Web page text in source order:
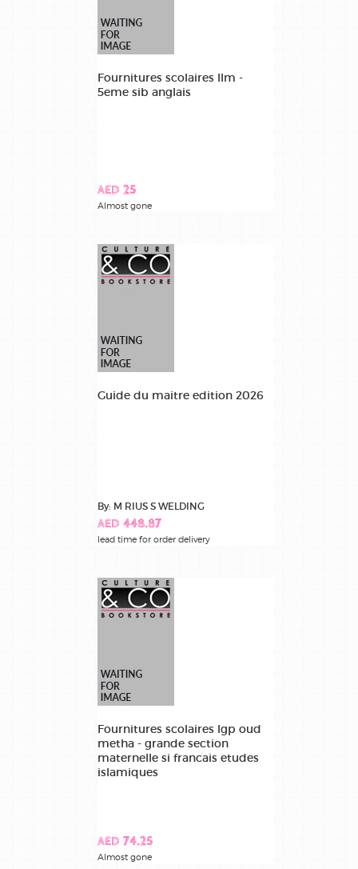
Fournitures scolaires llm -
5eme sib anglais
AED 25
Almost gone
Guide du maitre edition 2026
By: M RIUS S WELDING
AED 448.87
lead time for order delivery
Fournitures scolaires lgp oud
metha - grande section
maternelle si francais etudes
islamiques
AED 74.25
Almost gone